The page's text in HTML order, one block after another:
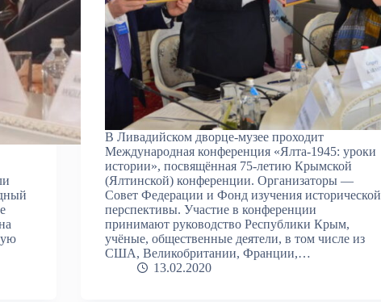
В Ливадийском дворце-музее проходит
Международная конференция «Ялта-1945: уроки
истории», посвящённая 75-летию Крымской
(Ялтинской) конференции. Организаторы —
Совет Федерации и Фонд изучения исторической
перспективы. Участие в конференции
принимают руководство Республики Крым,
учёные, общественные деятели, в том числе из
США, Великобритании, Франции,…
13.02.2020